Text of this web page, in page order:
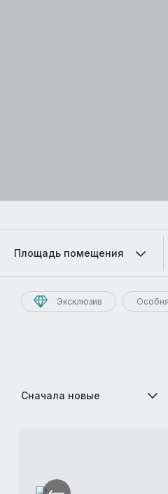
Площадь помещения
Эксклюзив
Сначала новые